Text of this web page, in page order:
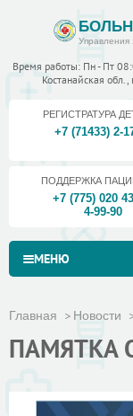
Управления
Время работы: Пн - Пт
Костанайская
РЕГИСТРАТУРА
+7 (71433) 2-
ПОДДЕРЖКА
+7 (775) 020
4-99-90
МЕНЮ
Главная Новости
ПАМЯТКА